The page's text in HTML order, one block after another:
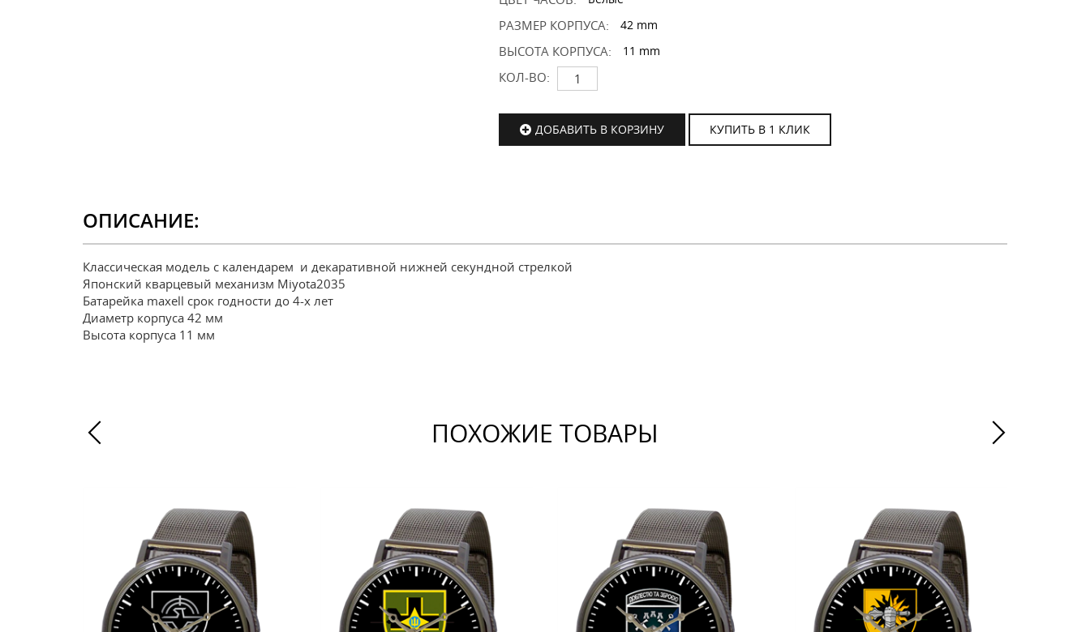
РАЗМЕР КОРПУСА: 42 mm
ВЫСОТА КОРПУСА: 11 mm
КОЛ-ВО:
ДОБАВИТЬ В КОРЗИНУ КУПИТЬ В 1 КЛИК
ОПИСАНИЕ:
Классическая модель с календарем и декаративной нижней секундной стрелкой
Японский кварцевый механизм Miyota2035
Батарейка maxell срок годности до 4-х лет
Диаметр корпуса 42 мм
Высота корпуса 11 мм
ПОХОЖИЕ ТОВАРЫ